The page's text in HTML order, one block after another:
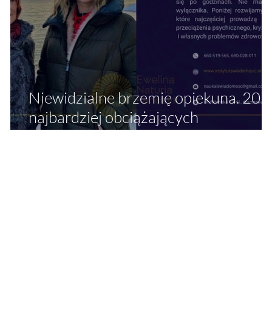
Niewidzialne brzemię opiekuna. 20
najbardziej obciążających